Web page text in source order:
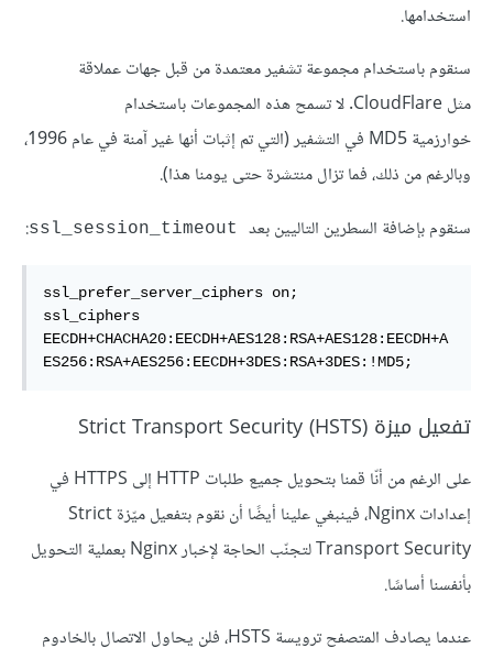
استخدامها.
سنقوم باستخدام مجموعة تشفير معتمدة من قبل جهات عملاقة
مثل CloudFlare. لا تسمح هذه المجموعات باستخدام
خوارزمية MD5 في التشفير (التي تم إثبات أنها غير آمنة في عام 1996،
وبالرغم من ذلك، فما تزال منتشرة حتى يومنا هذا).
سنقوم بإضافة السطرين التاليين بعد
:
ssl_prefer_server_ciphers on;
ssl_ciphers
EECDH+CHACHA20:EECDH+AES128:RSA+AES128:EECDH+A
ES256:RSA+AES256:EECDH+3DES:RSA+3DES:!MD5;
تفعيل ميزة (Strict Transport Security (HSTS
على الرغم من أنّا قمنا بتحويل جميع طلبات HTTP إلى HTTPS في
إعدادات Nginx، فينبغي علينا أيضًا أن نقوم بتفعيل ميّزة Strict
Transport Security لتجنّب الحاجة لإخبار Nginx بعملية التحويل
بأنفسنا أساسًا.
عندما يصادف المتصفح ترويسة HSTS، فلن يحاول الاتصال بالخادوم